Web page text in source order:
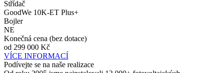
Střídač
GoodWe 10K-ET Plus+
Bojler
NE
Konečná cena (bez dotace)
od 299 000 Kč
VÍCE INFORMACÍ
Podívejte se na naše realizace